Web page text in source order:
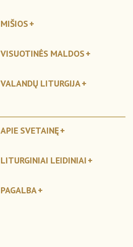
MIŠIOS
VISUOTINĖS MALDOS
VALANDŲ LITURGIJA
APIE SVETAINĘ
LITURGINIAI LEIDINIAI
PAGALBA